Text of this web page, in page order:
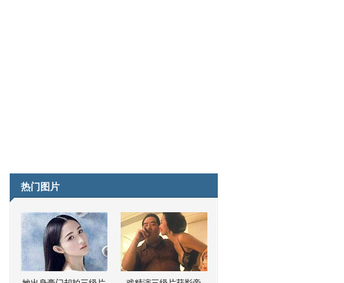
热门图片